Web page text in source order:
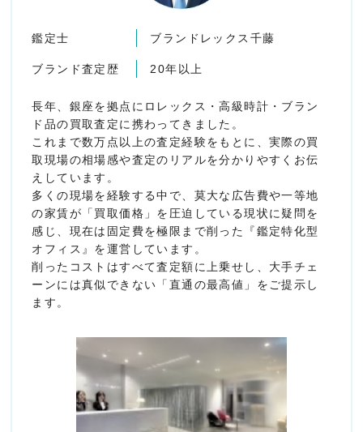
鑑定士 ブランドレックス千藤
ブランド査定歴 20年以上
長年、銀座を拠点にロレックス・高級時計・ブラン
ド品の買取査定に携わってきました。
これまで数万点以上の査定経験をもとに、実際の買
取現場の相場感や査定のリアルを分かりやすくお伝
えしています。
多くの現場を経験する中で、莫大な広告費や一等地
の家賃が「買取価格」を圧迫している現状に疑問を
感じ、現在は固定費を極限まで削った『鑑定特化型
オフィス』を運営しています。
削ったコストはすべて査定額に上乗せし、大手チェ
ーンには真似できない「直通の最高値」をご提示し
ます。